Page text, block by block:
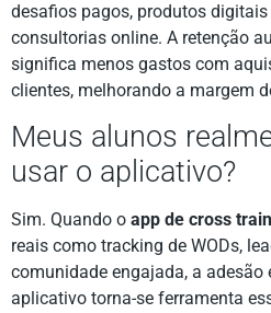
desafios pagos, produtos
consultorias online. A retenção
significa menos gastos com
clientes, melhorando a margem
Meus alunos
usar o aplicativo?
Sim. Quando o app de cross
reais como tracking de WODs,
comunidade engajada, a adesão
aplicativo torna-se ferramenta